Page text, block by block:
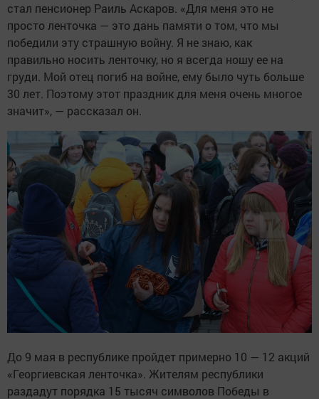
стал пенсионер Раиль Аскаров. «Для меня это не
просто ленточка — это дань памяти о том, что мы
победили эту страшную войну. Я не знаю, как
правильно носить ленточку, но я всегда ношу ее на
груди. Мой отец погиб на войне, ему было чуть больше
30 лет. Поэтому этот праздник для меня очень многое
значит», — рассказал он.
До 9 мая в республике пройдет примерно 10 — 12 акций
«Георгиевская ленточка». Жителям республики
раздадут порядка 15 тысяч символов Победы в